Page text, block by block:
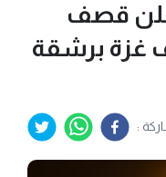
قصف
غزة برشقة
: